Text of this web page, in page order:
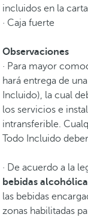
incluidos en la
· Caja fuerte
Observaciones
· Para mayor
hará entrega de una
Incluido), la cual
los servicios e
intransferible.
Todo Incluido
· De acuerdo a la
bebidas
las bebidas
zonas habilitadas